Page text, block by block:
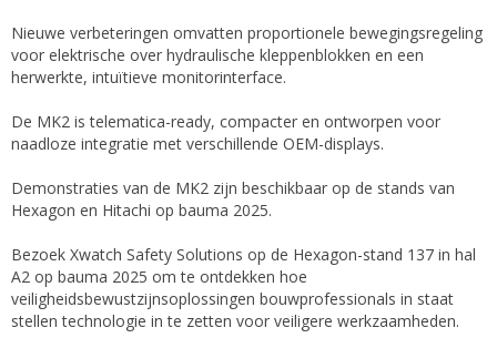
Nieuwe verbeteringen omvatten proportionele bewegingsregeling
voor elektrische over hydraulische kleppenblokken en een
herwerkte, intuïtieve monitorinterface.
De MK2 is telematica-ready, compacter en ontworpen voor
naadloze integratie met verschillende OEM-displays.
Demonstraties van de MK2 zijn beschikbaar op de stands van
Hexagon en Hitachi op bauma 2025.
Bezoek Xwatch Safety Solutions op de Hexagon-stand 137 in hal
A2 op bauma 2025 om te ontdekken hoe
veiligheidsbewustzijnsoplossingen bouwprofessionals in staat
stellen technologie in te zetten voor veiligere werkzaamheden.